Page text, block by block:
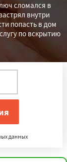
сломался в
внутри
попасть в дом
по вскрытию
данных